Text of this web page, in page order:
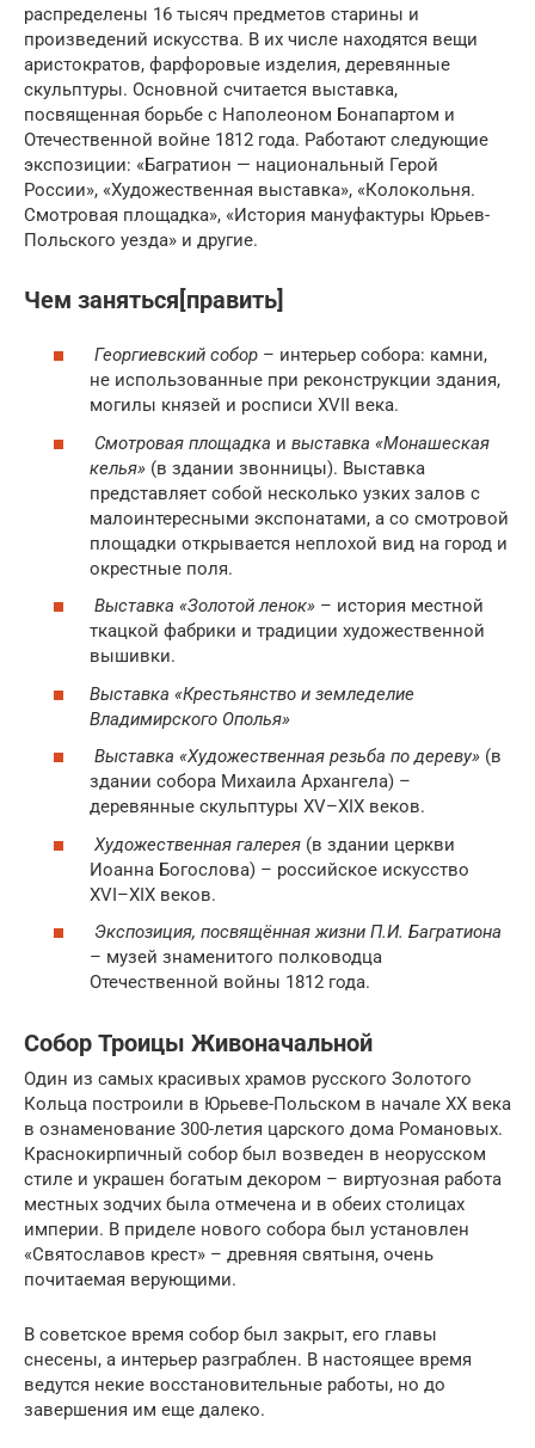
распределены 16 тысяч предметов старины и
произведений искусства. В их числе находятся вещи
аристократов, фарфоровые изделия, деревянные
скульптуры. Основной считается выставка,
посвященная борьбе с Наполеоном Бонапартом и
Отечественной войне 1812 года. Работают следующие
экспозиции: «Багратион — национальный Герой
России», «Художественная выставка», «Колокольня.
Смотровая площадка», «История мануфактуры Юрьев-
Польского уезда» и другие.
Чем заняться[править]
Георгиевский собор – интерьер собора: камни,
не использованные при реконструкции здания,
могилы князей и росписи XVII века.
Смотровая площадка и выставка «Монашеская
келья» (в здании звонницы). Выставка
представляет собой несколько узких залов с
малоинтересными экспонатами, а со смотровой
площадки открывается неплохой вид на город и
окрестные поля.
Выставка «Золотой ленок» – история местной
ткацкой фабрики и традиции художественной
вышивки.
Выставка «Крестьянство и земледелие
Владимирского Ополья»
Выставка «Художественная резьба по дереву» (в
здании собора Михаила Архангела) –
деревянные скульптуры XV–XIX веков.
Художественная галерея (в здании церкви
Иоанна Богослова) – российское искусство
XVI–XIX веков.
Экспозиция, посвящённая жизни П.И. Багратиона
– музей знаменитого полководца
Отечественной войны 1812 года.
Собор Троицы Живоначальной
Один из самых красивых храмов русского Золотого
Кольца построили в Юрьеве-Польском в начале XX века
в ознаменование 300-летия царского дома Романовых.
Краснокирпичный собор был возведен в неорусском
стиле и украшен богатым декором – виртуозная работа
местных зодчих была отмечена и в обеих столицах
империи. В приделе нового собора был установлен
«Святославов крест» – древняя святыня, очень
почитаемая верующими.
В советское время собор был закрыт, его главы
снесены, а интерьер разграблен. В настоящее время
ведутся некие восстановительные работы, но до
завершения им еще далеко.